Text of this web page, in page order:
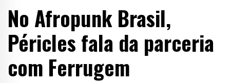
No Afropunk Brasil,
Péricles fala da parceria
com Ferrugem